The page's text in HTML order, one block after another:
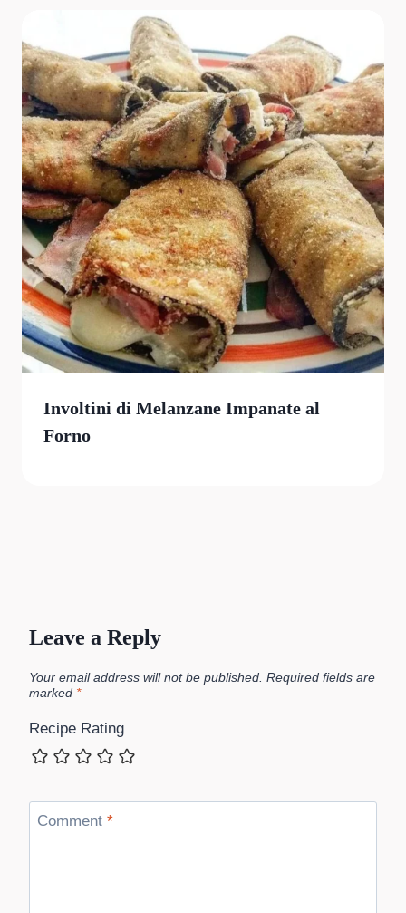
Involtini di Melanzane Impanate al
Forno
Leave a Reply
Your email address will not be published. Required fields are
marked *
Recipe Rating
Comment *